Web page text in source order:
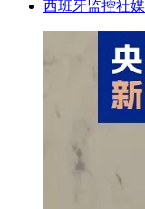
西班牙监控社